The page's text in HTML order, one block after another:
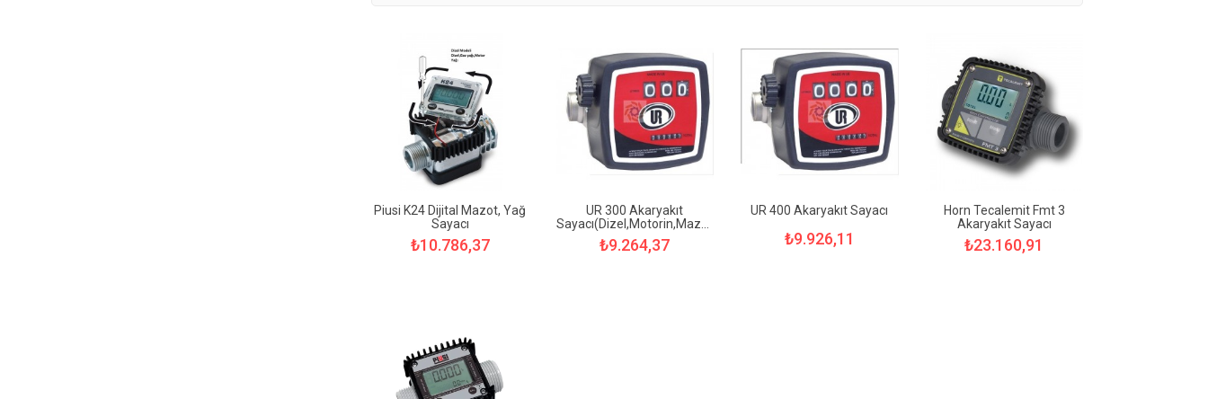
Piusi K24 Dijital Mazot, Yağ
Sayacı
₺10.786,37
UR 300 Akaryakıt
₺9.264,37
UR 400 Akaryakıt Sayacı
₺9.926,11
Horn Tecalemit Fmt 3
Akaryakıt Sayacı
₺23.160,91